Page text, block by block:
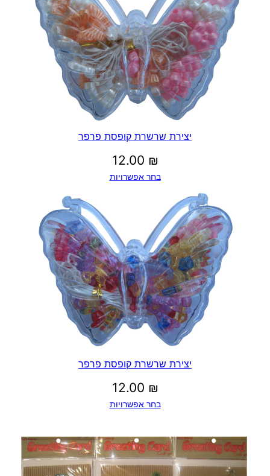
יצירת שרשרת קופסת פרפר
12.00 ₪
בחר אפשרויות
יצירת שרשרת קופסת פרפר
12.00 ₪
בחר אפשרויות